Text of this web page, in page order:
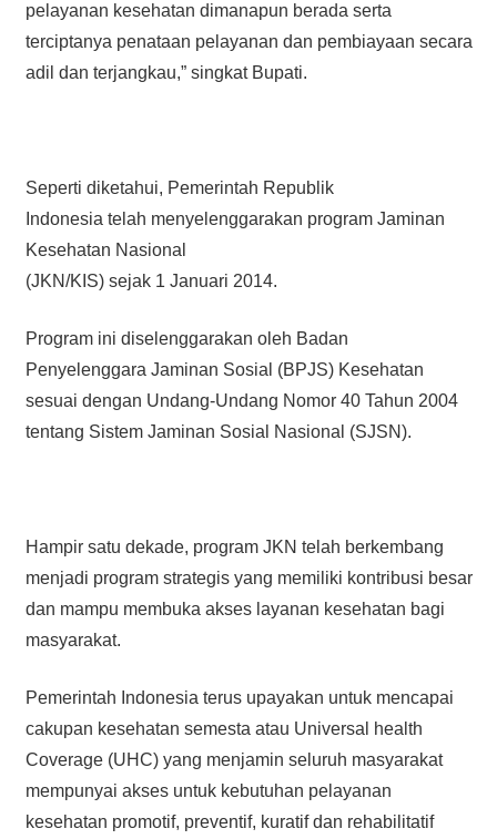
pelayanan kesehatan dimanapun berada serta
terciptanya penataan pelayanan dan pembiayaan secara
adil dan terjangkau,” singkat Bupati.
Seperti diketahui, Pemerintah Republik
Indonesia telah menyelenggarakan program Jaminan
Kesehatan Nasional
(JKN/KIS) sejak 1 Januari 2014.
Program ini diselenggarakan oleh Badan
Penyelenggara Jaminan Sosial (BPJS) Kesehatan
sesuai dengan Undang-Undang Nomor 40 Tahun 2004
tentang Sistem Jaminan Sosial Nasional (SJSN).
Hampir satu dekade, program JKN telah berkembang
menjadi program strategis yang memiliki kontribusi besar
dan mampu membuka akses layanan kesehatan bagi
masyarakat.
Pemerintah Indonesia terus upayakan untuk mencapai
cakupan kesehatan semesta atau Universal health
Coverage (UHC) yang menjamin seluruh masyarakat
mempunyai akses untuk kebutuhan pelayanan
kesehatan promotif, preventif, kuratif dan rehabilitatif